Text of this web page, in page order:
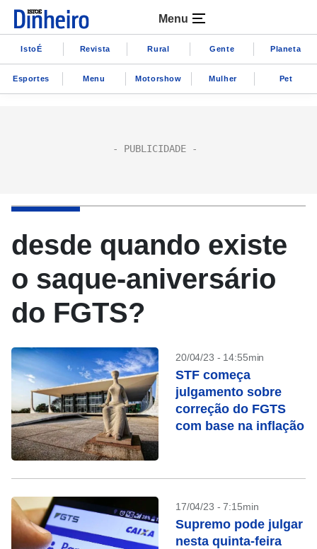
Menu
IstoÉ Revista Rural Gente Planeta
Esportes Menu Motorshow Mulher Pet
desde quando existe
o saque-aniversário
do FGTS?
20/04/23 - 14:55min
STF começa
julgamento sobre
correção do FGTS
com base na inflação
17/04/23 - 7:15min
Supremo pode julgar
nesta quinta-feira